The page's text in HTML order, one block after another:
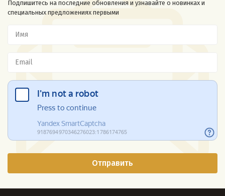
Подпишитесь на последние обновления и узнавайте о новинках и
специальных предложениях первыми